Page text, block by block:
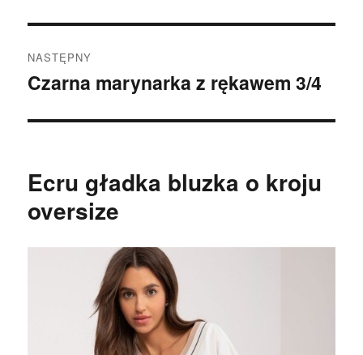
NASTĘPNY
Następny
Czarna marynarka z rękawem 3/4
Ecru gładka bluzka o kroju
oversize